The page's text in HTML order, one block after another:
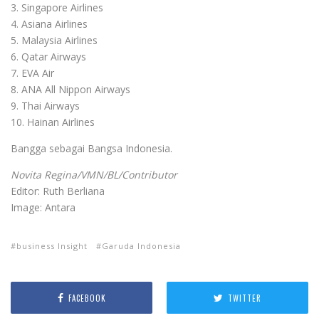
3. Singapore Airlines
4. Asiana Airlines
5. Malaysia Airlines
6. Qatar Airways
7. EVA Air
8. ANA All Nippon Airways
9. Thai Airways
10. Hainan Airlines
Bangga sebagai Bangsa Indonesia.
Novita Regina/VMN/BL/Contributor
Editor: Ruth Berliana
Image: Antara
business Insight Garuda Indonesia
FACEBOOK TWITTER